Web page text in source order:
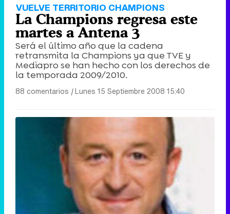
VUELVE TERRITORIO CHAMPIONS
La Champions regresa este
martes a Antena 3
Será el último año que la cadena
retransmita la Champions ya que TVE y
Mediapro se han hecho con los derechos de
la temporada 2009/2010.
88 comentarios |Lunes 15 Septiembre 2008 15:40